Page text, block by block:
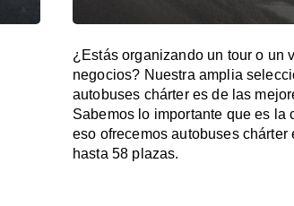
¿Estás organizando un tour o un
negocios? Nuestra amplia
autobuses chárter es de las
Sabemos lo importante que es la
eso ofrecemos autobuses chárter
hasta 58 plazas.